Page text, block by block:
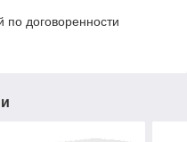
по договоренности